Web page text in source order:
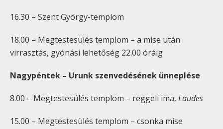
16.30 – Szent György-templom
18.00 – Megtestesülés templom – a mise után
virrasztás, gyónási lehetőség 22.00 óráig
Nagypéntek – Urunk szenvedésének ünneplése
8.00 – Megtestesülés templom – reggeli ima, Laudes
15.00 – Megtestesülés templom – csonka mise